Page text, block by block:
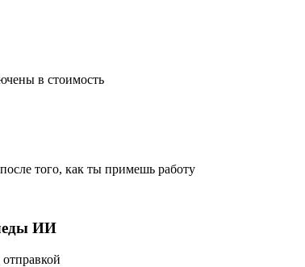
в стоимость
того, как ты примешь работу
ИИ